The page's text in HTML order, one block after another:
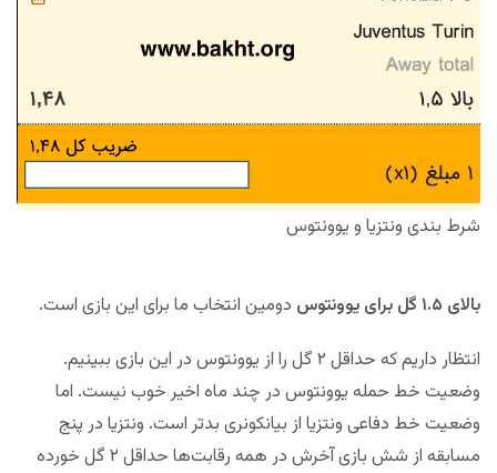
شرط بندی ونتزیا و یوونتوس
بالای ۱.۵ گل برای یوونتوس
دومین انتخاب ما برای این بازی است.
انتظار داریم که حداقل ۲ گل را از یوونتوس در این بازی ببینیم.
وضعیت خط حمله یوونتوس در چند ماه اخیر خوب نیست. اما
وضعیت خط دفاعی ونتزیا از بیانکونری بدتر است. ونتزیا در پنج
مسابقه از شش بازی آخرش در همه رقابت‌ها حداقل ۲ گل خورده